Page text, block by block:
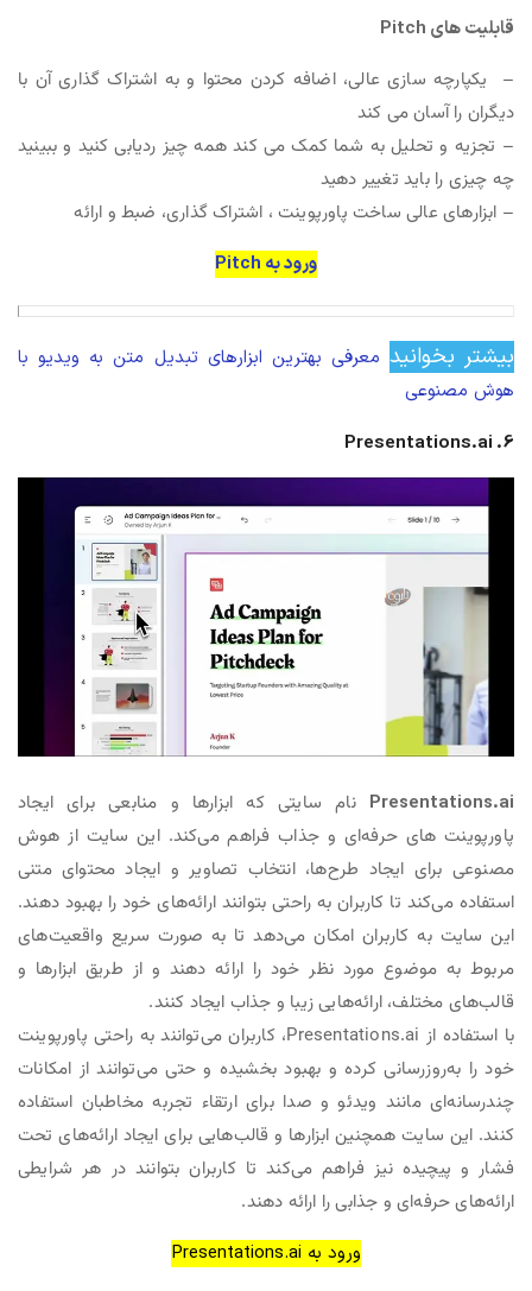
قابلیت های Pitch
– یکپارچه سازی عالی، اضافه کردن محتوا و به اشتراک گذاری آن با
دیگران را آسان می کند
– تجزیه و تحلیل به شما کمک می کند همه چیز ردیابی کنید و ببینید
چه چیزی را باید تغییر دهید
– ابزارهای عالی ساخت پاورپوینت ، اشتراک گذاری، ضبط و ارائه
ورود به Pitch
بیشتر بخوانید معرفی بهترین ابزارهای تبدیل متن به ویدیو با
هوش مصنوعی
6. Presentations.ai
Presentations.ai نام سایتی که ابزارها و منابعی برای ایجاد
پاورپوینت های حرفه‌ای و جذاب فراهم می‌کند. این سایت از هوش
مصنوعی برای ایجاد طرح‌ها، انتخاب تصاویر و ایجاد محتوای متنی
استفاده می‌کند تا کاربران به راحتی بتوانند ارائه‌های خود را بهبود دهند.
این سایت به کاربران امکان می‌دهد تا به صورت سریع واقعیت‌های
مربوط به موضوع مورد نظر خود را ارائه دهند و از طریق ابزارها و
قالب‌های مختلف، ارائه‌هایی زیبا و جذاب ایجاد کنند.
با استفاده از Presentations.ai، کاربران می‌توانند به راحتی پاورپوینت
خود را به‌روزرسانی کرده و بهبود بخشیده و حتی می‌توانند از امکانات
چندرسانه‌ای مانند ویدئو و صدا برای ارتقاء تجربه مخاطبان استفاده
کنند. این سایت همچنین ابزارها و قالب‌هایی برای ایجاد ارائه‌های تحت
فشار و پیچیده نیز فراهم می‌کند تا کاربران بتوانند در هر شرایطی
ارائه‌های حرفه‌ای و جذابی را ارائه دهند.
ورود به Presentations.ai